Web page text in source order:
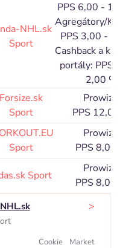
NHL.sk
Sport
PPS 6,00 -
Agregátory/
PPS 3,00 -
Cashback a
portály: PPS
2,00 %
Forsize.sk
Sport
Prowizja
PPS 12,00
Sport
Prowizja
PPS 8,00
Sport
Prowizja
PPS 8,00
>
Cookie Market